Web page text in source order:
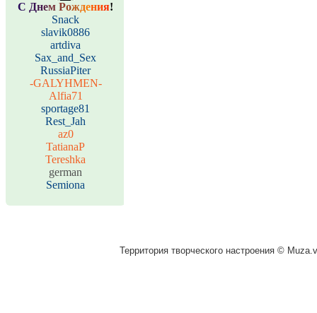
С Днем Рождения!
Snack
slavik0886
artdiva
Sax_and_Sex
RussiaPiter
-GALYHMEN-
Alfia71
sportage81
Rest_Jah
az0
TatianaP
Tereshka
german
Semiona
Территория творческого настроения ©